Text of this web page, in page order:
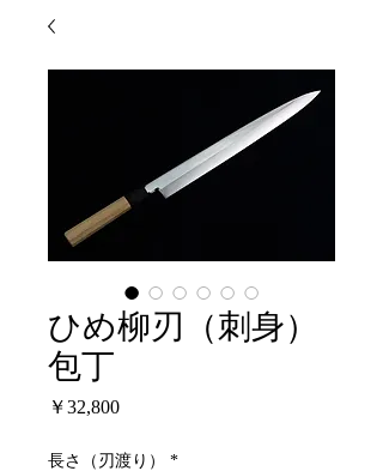
ひめ柳刃（刺身）
包丁
￥32,800価
長さ（刃渡り） *